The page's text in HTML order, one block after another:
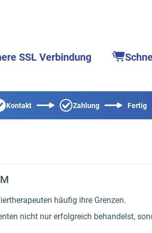
SSL Verbindung
Kontakt Zahlung Fertig
häufig ihre Grenzen.
nicht nur erfolgreich behandelst,